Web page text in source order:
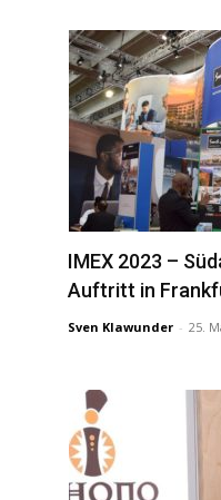
IMEX 2023 –
Auftritt in
Sven Klawunder - 25.